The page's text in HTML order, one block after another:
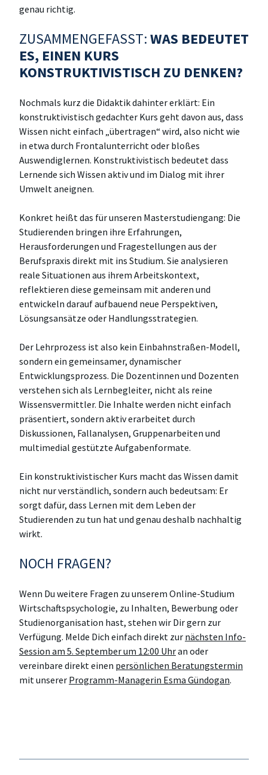
genau richtig.
ZUSAMMENGEFASST:WAS BEDEUTET
ES, EINEN KURS
KONSTRUKTIVISTISCH ZU DENKEN?
Nochmals kurz die Didaktik dahinter erklärt: Ein
konstruktivistisch gedachter Kurs geht davon aus, dass
Wissen nicht einfach „übertragen“ wird, also nicht wie
in etwa durch Frontalunterricht oder bloßes
Auswendiglernen. Konstruktivistisch bedeutet dass
Lernende sich Wissen aktiv und im Dialog mit ihrer
Umwelt aneignen.
Konkret heißt das für unseren Masterstudiengang: Die
Studierenden bringen ihre Erfahrungen,
Herausforderungen und Fragestellungen aus der
Berufspraxis direkt mit ins Studium. Sie analysieren
reale Situationen aus ihrem Arbeitskontext,
reflektieren diese gemeinsam mit anderen und
entwickeln darauf aufbauend neue Perspektiven,
Lösungsansätze oder Handlungsstrategien.
Der Lehrprozess ist also kein Einbahnstraßen-Modell,
sondern ein gemeinsamer, dynamischer
Entwicklungsprozess. Die Dozentinnen und Dozenten
verstehen sich als Lernbegleiter, nicht als reine
Wissensvermittler. Die Inhalte werden nicht einfach
präsentiert, sondern aktiv erarbeitet durch
Diskussionen, Fallanalysen, Gruppenarbeiten und
multimedial gestützte Aufgabenformate.
Ein konstruktivistischer Kurs macht das Wissen damit
nicht nur verständlich, sondern auch bedeutsam: Er
sorgt dafür, dass Lernen mit dem Leben der
Studierenden zu tun hat und genau deshalb nachhaltig
wirkt.
NOCH FRAGEN?
Wenn Du weitere Fragen zu unserem Online-Studium
Wirtschaftspsychologie, zu Inhalten, Bewerbung oder
Studienorganisation hast, stehen wir Dir gern zur
Verfügung. Melde Dich einfach direkt zur nächsten Info-
Session am 5. September um 12:00 Uhran oder
vereinbare direkt einen persönlichen Beratungstermin
mit unserer Programm-Managerin Esma Gündogan.